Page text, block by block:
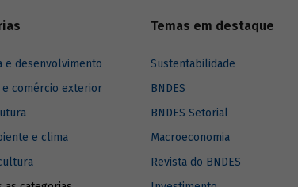
e desenvolvimento
comércio exterior
e clima
Temas em destaque
Sustentabilidade
BNDES
BNDES Setorial
Macroeconomia
Revista do BNDES